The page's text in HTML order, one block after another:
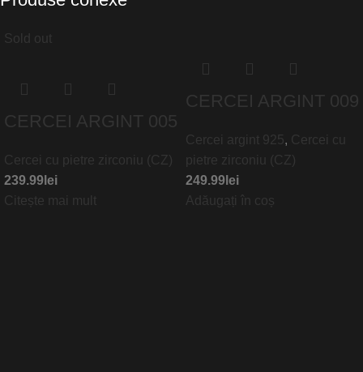
Sold out
CERCEI ARGINT 005
Cercei cu pietre zirconiu (CZ)
239.99 lei
Citește mai mult
CERCEI ARGINT 009
Cercei argint 925, Cercei cu
pietre zirconiu (CZ)
249.99 lei
Adăugați în coș